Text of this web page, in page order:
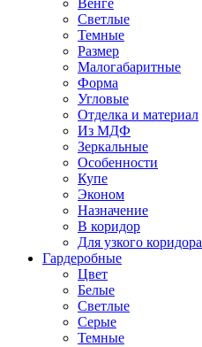
Венге
Светлые
Темные
Размер
Малогабаритные
Форма
Угловые
Отделка и материал
Из МДФ
Зеркальные
Особенности
Купе
Эконом
Назначение
В коридор
Для узкого коридора
Гардеробные
Цвет
Белые
Светлые
Серые
Темные